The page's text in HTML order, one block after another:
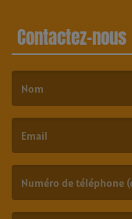
Contactez-nous